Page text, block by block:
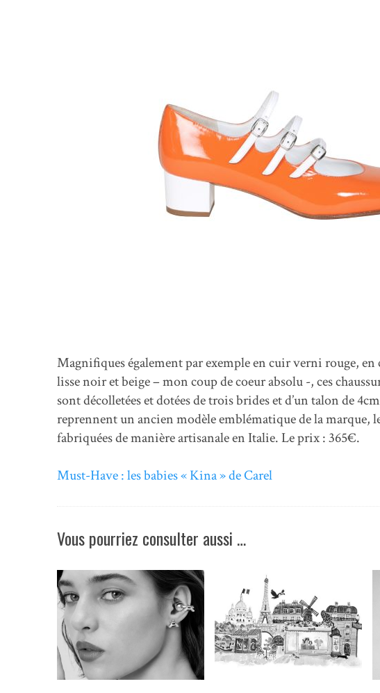
Magnifiques également par exemple en cuir verni rouge,
lisse noir et beige – mon coup de coeur absolu -, ces
sont décolletées et dotées de trois brides et d’un talon de
reprennent un ancien modèle emblématique de la marque,
fabriquées de manière artisanale en Italie. Le prix : 365€.
Must-Have : les babies « Kina » de Carel
Vous pourriez consulter aussi …